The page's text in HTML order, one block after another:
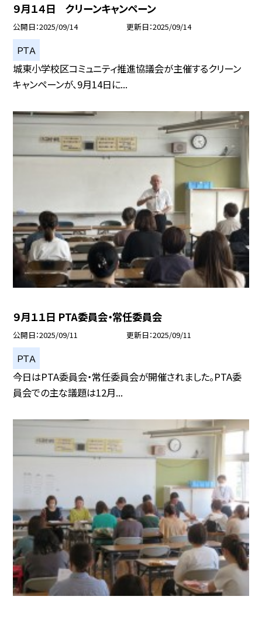
９月１４日 クリーンキャンペーン
公開日 2025/09/14 更新日 2025/09/14
ＰＴＡ
城東小学校区コミュニティ推進協議会が主催するクリーン
キャンペーンが、9月14日に...
９月１１日 PTA委員会・常任委員会
公開日 2025/09/11 更新日 2025/09/11
ＰＴＡ
今日はPTA委員会・常任委員会が開催されました。PTA委
員会での主な議題は12月...